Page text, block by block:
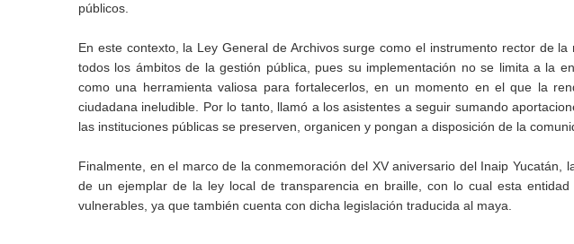
públicos.
En este contexto, la Ley General de Archivos surge como el instrumento rector de
todos los ámbitos de la gestión pública, pues su implementación no se limita a la
como una herramienta valiosa para fortalecerlos, en un momento en el que la
ciudadana ineludible. Por lo tanto, llamó a los asistentes a seguir sumando
las instituciones públicas se preserven, organicen y pongan a disposición de la
Finalmente, en el marco de la conmemoración del XV aniversario del Inaip Yucatán,
de un ejemplar de la ley local de transparencia en braille, con lo cual esta
vulnerables, ya que también cuenta con dicha legislación traducida al maya.